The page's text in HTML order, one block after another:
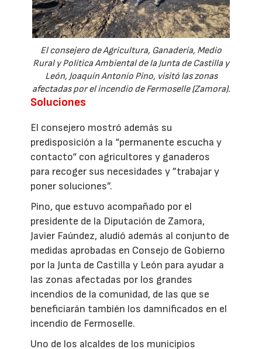
El consejero de Agricultura, Ganadería, Medio
Rural y Política Ambiental de la Junta de Castilla y
León, Joaquín Antonio Pino, visitó las zonas
afectadas por el incendio de Fermoselle (Zamora).
Soluciones
El consejero mostró además su
predisposición a la “permanente escucha y
contacto“ con agricultores y ganaderos
para recoger sus necesidades y ”trabajar y
poner soluciones”.
Pino, que estuvo acompañado por el
presidente de la Diputación de Zamora,
Javier Faúndez, aludió además al conjunto de
medidas aprobadas en Consejo de Gobierno
por la Junta de Castilla y León para ayudar a
las zonas afectadas por los grandes
incendios de la comunidad, de las que se
beneficiarán también los damnificados en el
incendio de Fermoselle.
Uno de los alcaldes de los municipios